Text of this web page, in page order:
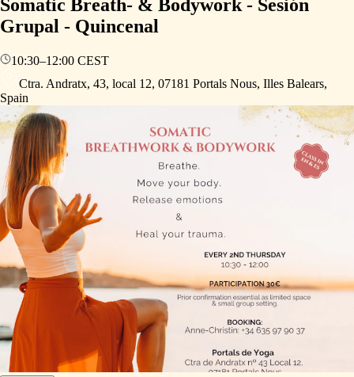
Somatic Breath- & Bodywork - Sesión
Grupal - Quincenal
10:30–12:00 CEST
Ctra. Andratx, 43, local 12, 07181 Portals Nous, Illes Balears,
Spain